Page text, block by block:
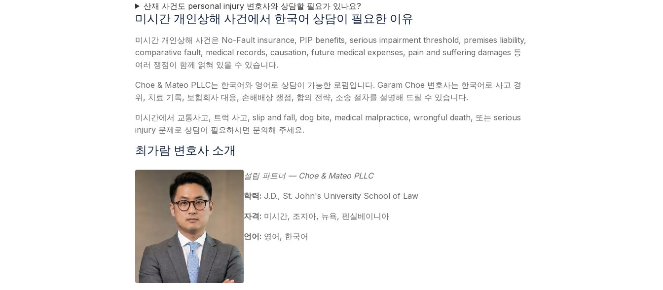
산재 사건도 personal injury 변호사와 상담할 필요가 있나요?
미시간 개인상해 사건에서 한국어 상담이 필요한 이유
미시간 개인상해 사건은 No-Fault insurance, PIP benefits, serious impairment threshold, premises liability,
comparative fault, medical records, causation, future medical expenses, pain and suffering damages 등
여러 쟁점이 함께 얽혀 있을 수 있습니다.
Choe & Mateo PLLC는 한국어와 영어로 상담이 가능한 로펌입니다. Garam Choe 변호사는 한국어로 사고 경
위, 치료 기록, 보험회사 대응, 손해배상 쟁점, 합의 전략, 소송 절차를 설명해 드릴 수 있습니다.
미시간에서 교통사고, 트럭 사고, slip and fall, dog bite, medical malpractice, wrongful death, 또는 serious
injury 문제로 상담이 필요하시면 문의해 주세요.
최가람 변호사 소개
설립 파트너 — Choe & Mateo PLLC
학력: J.D., St. John's University School of Law
자격: 미시간, 조지아, 뉴욕, 펜실베이니아
언어: 영어, 한국어